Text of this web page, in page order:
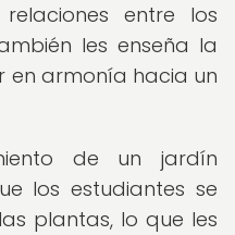
entre los
les enseña la
armonía hacia un
de un jardín
los estudiantes se
plantas, lo que les